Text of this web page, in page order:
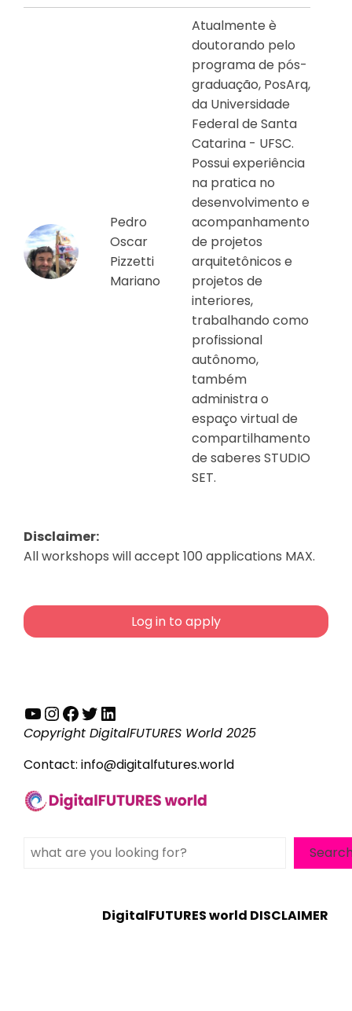
Pedro
Oscar
Pizzetti
Mariano
Atualmente è
doutorando pelo
programa de pós-
graduação, PosArq,
da Universidade
Federal de Santa
Catarina - UFSC.
Possui experiência
na pratica no
desenvolvimento e
acompanhamento
de projetos
arquitetônicos e
projetos de
interiores,
trabalhando como
profissional
autônomo,
também
administra o
espaço virtual de
compartilhamento
de saberes STUDIO
SET.
Disclaimer:
All workshops will accept 100 applications MAX.
Log in to apply
YouTube
Instagram
Facebook
Twitter
LinkedIn
Copyright DigitalFUTURES World 2025
Contact: info@digitalfutures.world
Search
DigitalFUTURES world DISCLAIMER